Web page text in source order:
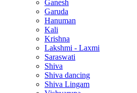
Ganesh
Garuda
Hanuman
Kali
Krishna
Lakshmi - Laxmi
Saraswati
Shiva
Shiva dancing
Shiva Lingam